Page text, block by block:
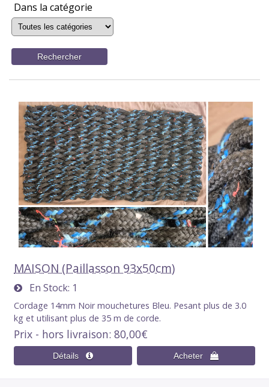
Dans la catégorie
MAISON (Paillasson 93x50cm)
En Stock 1
Cordage 14mm Noir mouchetures Bleu. Pesant plus de 3.0
kg et utilisant plus de 35 m de corde.
Prix - hors livraison 80,00€